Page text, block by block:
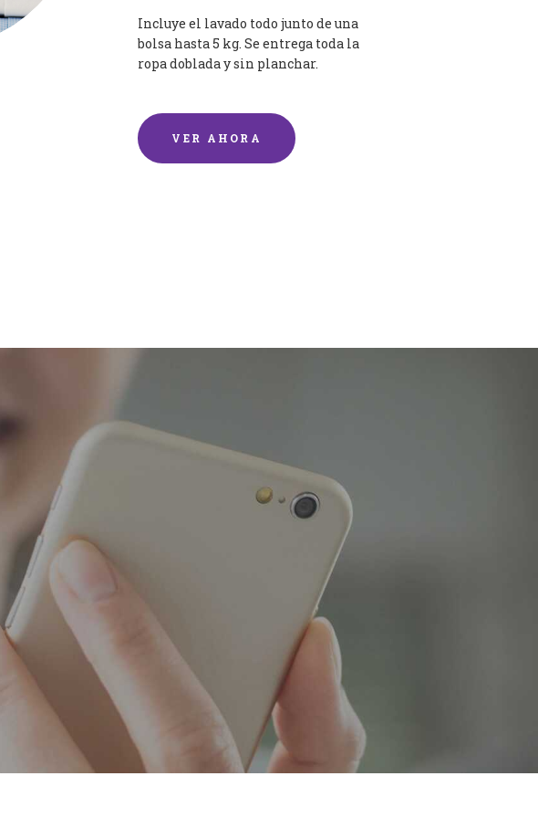
Incluye el lavado todo junto de una
bolsa hasta 5 kg. Se entrega toda la
ropa doblada y sin planchar.
VER AHORA